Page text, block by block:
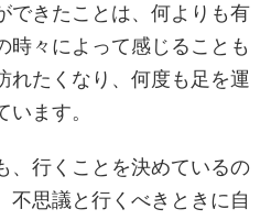
できたことは、何よりも有
時々によって感じることも
れたくなり、何度も足を運
ます。
、行くことを決めているの
不思議と行くべきときに自